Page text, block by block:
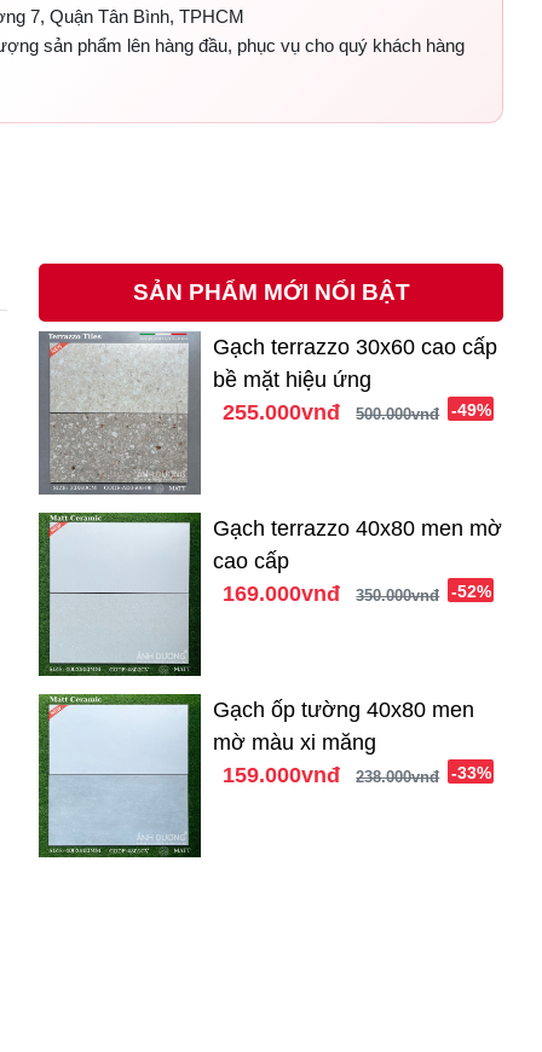
7, Quận Tân Bình, TPHCM
sản phẩm lên hàng đầu, phục vụ cho quý khách hàng
SẢN PHẨM MỚI NỔI BẬT
Gạch terrazzo 30x60 cao cấp
bề mặt hiệu ứng
255.000vnđ
500.000vnđ -49%
Gạch terrazzo 40x80 men mờ
cao cấp
169.000vnđ
350.000vnđ -52%
Gạch ốp tường 40x80 men
mờ màu xi măng
159.000vnđ
238.000vnđ -33%